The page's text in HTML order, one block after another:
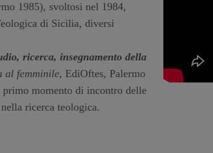
1985), svoltosi nel 1984,
di Sicilia, diversi
ricerca, insegnamento della
al femminile, EdiOftes, Palermo
momento di incontro delle
ricerca teologica.